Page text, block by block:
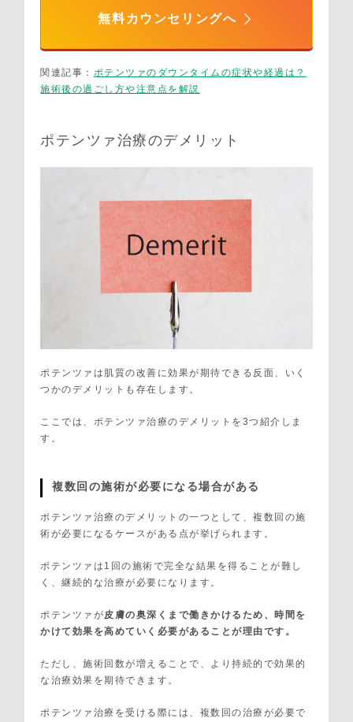
無料カウンセリングへ
関連記事： ポテンツァのダウンタイムの症状や経過は？
施術後の過ごし方や注意点を解説
ポテンツァ治療のデメリット
ポテンツァは肌質の改善に効果が期待できる反面、いく
つかのデメリットも存在します。
ここでは、ポテンツァ治療のデメリットを3つ紹介しま
す。
複数回の施術が必要になる場合がある
ポテンツァ治療のデメリットの一つとして、複数回の施
術が必要になるケースがある点が挙げられます。
ポテンツァは1回の施術で完全な結果を得ることが難し
く、継続的な治療が必要になります。
ポテンツァが皮膚の奥深くまで働きかけるため、時間を
かけて効果を高めていく必要があることが理由です。
ただし、施術回数が増えることで、より持続的で効果的
な治療効果を期待できます。
ポテンツァ治療を受ける際には、複数回の治療が必要で